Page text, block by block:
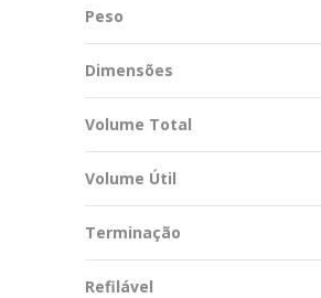
Peso
Dimensões
Volume Total
Volume Útil
Terminação
Refilável